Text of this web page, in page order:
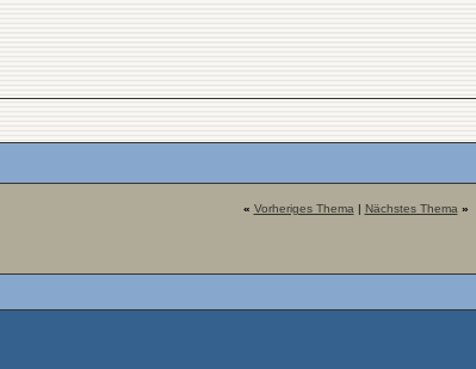
« Vorheriges Thema | Nächstes Thema »